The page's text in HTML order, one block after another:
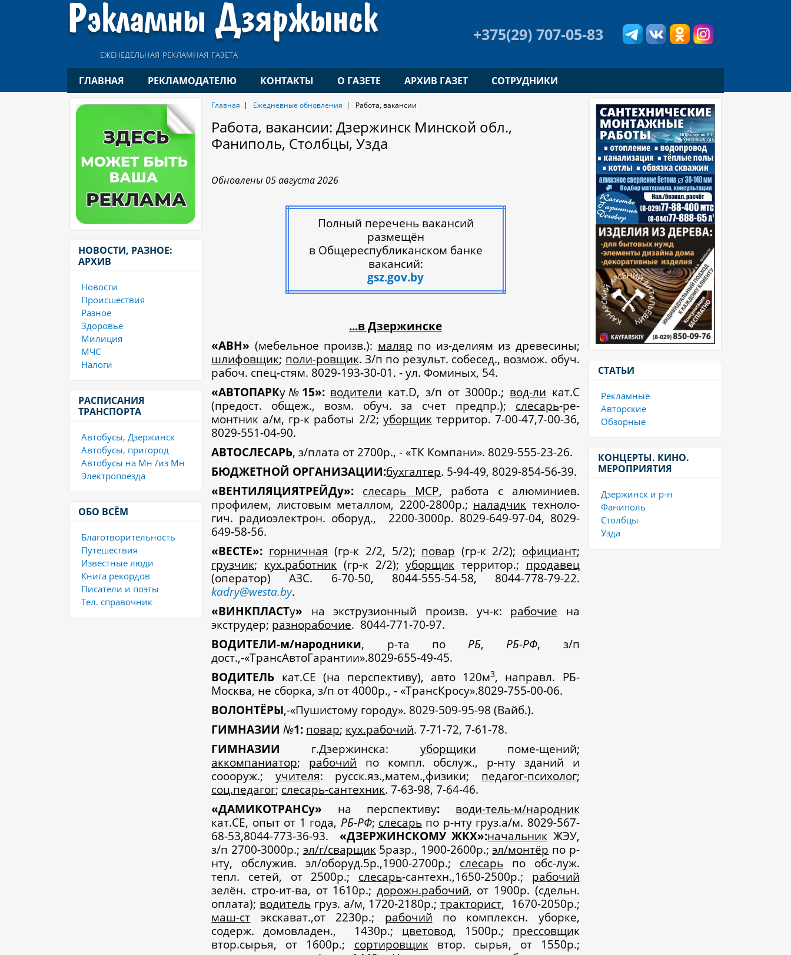
еженедельная рекламная газета
+375(29) 707-05-83
ГЛАВНАЯ РЕКЛАМОДАТЕЛЮ КОНТАКТЫ О ГАЗЕТЕ АРХИВ ГАЗЕТ СОТРУДНИКИ
НОВОСТИ, РАЗНОЕ:
АРХИВ
Новости
Происшествия
Разное
Здоровье
Милиция
МЧС
Налоги
РАСПИСАНИЯ
ТРАНСПОРТА
Автобусы, Дзержинск
Автобусы, пригород
Автобусы на Мн /из Мн
Электропоезда
ОБО ВСЁМ
Благотворительность
Путешествия
Известные люди
Книга рекордов
Писатели и поэты
Тел. справочник
Главная Ежедневные обновления Работа, вакансии
Работа, вакансии: Дзержинск Минской обл.,
Фаниполь, Столбцы, Узда
Обновлены 05 августа 2026
Полный перечень вакансий
размещён
в Общереспубликанском банке
вакансий:
gsz.gov.by
...в Дзержинске
«АВН» (мебельное произв.): маляр по из-делиям из древесины;
шлифовщик; поли-ровщик. З/п по результ. собесед., возмож. обуч.
рабоч. спец-стям. 8029-193-30-01. - ул. Фоминых, 54.
«АВТОПАРКу № 15»: водители кат.D, з/п от 3000р.; вод-ли кат.С
(предост. общеж., возм. обуч. за счет предпр.); слесарь-ре-
монтник а/м, гр-к работы 2/2; уборщиктерритор. 7-00-47,7-00-36,
8029-551-04-90.
АВТОСЛЕСАРЬ, з/плата от 2700р., - «ТК Компани». 8029-555-23-26.
БЮДЖЕТНОЙ ОРГАНИЗАЦИИ:бухгалтер. 5-94-49, 8029-854-56-39.
«ВЕНТИЛЯЦИЯТРЕЙДу»: слесарь МСР, работа с алюминиев.
профилем, листовым металлом, 2200-2800р.; наладчик техноло-
гич. радиоэлектрон. оборуд., 2200-3000р. 8029-649-97-04, 8029-
649-58-56.
«ВЕСТЕ»: горничная (гр-к 2/2, 5/2); повар (гр-к 2/2); официант;
грузчик; кух.работник (гр-к 2/2);уборщик территор.; продавец
(оператор) АЗС. 6-70-50, 8044-555-54-58, 8044-778-79-22.
kadry@westa.by.
«ВИНКПЛАСТу» на экструзионный произв. уч-к: рабочие на
экструдер; разнорабочие. 8044-771-70-97.
ВОДИТЕЛИ-м/народники, р-та поРБ,РБ-РФ, з/п
дост.,-«ТрансАвтоГарантии».8029-655-49-45.
ВОДИТЕЛЬ кат.СЕ (на перспективу), авто 120м3, направл. РБ-
Москва, не сборка, з/п от 4000р., - «ТрансКросу».8029-755-00-06.
ВОЛОНТЁРЫ,-«Пушистому городу». 8029-509-95-98 (Вайб.).
ГИМНАЗИИ№1: повар; кух.рабочий. 7-71-72, 7-61-78.
ГИМНАЗИИ г.Дзержинска: уборщики поме-щений;
аккомпаниатор; рабочий по компл. обслуж., р-нту зданий и
соооруж.; учителя: русск.яз.,матем.,физики; педагог-психолог;
соц.педагог; слесарь-сантехник. 7-63-98, 7-64-46.
«ДАМИКОТРАНСу» на перспективу: води-тель-м/народник
кат.СЕ, опыт от 1 года, РБ-РФ; слесарьпо р-нту груз.а/м. 8029-567-
68-53,8044-773-36-93.«ДЗЕРЖИНСКОМУ ЖКХ»:начальник ЖЭУ,
з/п 2700-3000р.; эл/г/сварщик5разр., 1900-2600р.;эл/монтёр по р-
нту, обслужив. эл/оборуд.5р.,1900-2700р.; слесарьпо обс-луж.
тепл. сетей, от 2500р.; слесарь-сантехн.,1650-2500р.; рабочий
зелён. стро-ит-ва, от 1610р.; дорожн.рабочий, от 1900р. (сдельн.
оплата); водитель груз. а/м, 1720-2180р.;тракторист, 1670-2050р.;
маш-ст экскават.,от 2230р.; рабочий по комплексн. уборке,
содерж. домовладен., 1430р.; цветовод, 1500р.; прессовщик
втор.сырья, от 1600р.; сортировщиквтор. сырья, от 1550р.;
СТАТЬИ
Рекламные
Авторские
Обзорные
КОНЦЕРТЫ. КИНО.
МЕРОПРИЯТИЯ
Дзержинск и р-н
Фаниполь
Столбцы
Узда